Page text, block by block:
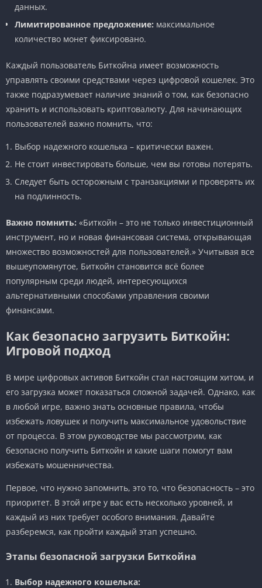
данных.
Лимитированное предложение: максимальное
количество монет фиксировано.
Каждый пользователь Биткойна имеет возможность
управлять своими средствами через цифровой кошелек. Это
также подразумевает наличие знаний о том, как безопасно
хранить и использовать криптовалюту. Для начинающих
пользователей важно помнить, что:
Выбор надежного кошелька – критически важен.
Не стоит инвестировать больше, чем вы готовы потерять.
Следует быть осторожным с транзакциями и проверять их
на подлинность.
Важно помнить: «Биткойн – это не только инвестиционный
инструмент, но и новая финансовая система, открывающая
множество возможностей для пользователей.» Учитывая все
вышеупомянутое, Биткойн становится всё более
популярным среди людей, интересующихся
альтернативными способами управления своими
финансами.
Как безопасно загрузить Биткойн:
Игровой подход
В мире цифровых активов Биткойн стал настоящим хитом, и
его загрузка может показаться сложной задачей. Однако, как
в любой игре, важно знать основные правила, чтобы
избежать ловушек и получить максимальное удовольствие
от процесса. В этом руководстве мы рассмотрим, как
безопасно получить Биткойн и какие шаги помогут вам
избежать мошенничества.
Первое, что нужно запомнить, это то, что безопасность – это
приоритет. В этой игре у вас есть несколько уровней, и
каждый из них требует особого внимания. Давайте
разберемся, как пройти каждый этап успешно.
Этапы безопасной загрузки Биткойна
Выбор надежного кошелька: